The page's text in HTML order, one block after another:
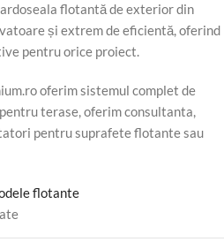
flotantă de exterior din
și extrem de eficientă, oferind
pentru orice proiect.
oferim sistemul complet de
terase, oferim consultanta,
pentru suprafete flotante sau
flotante